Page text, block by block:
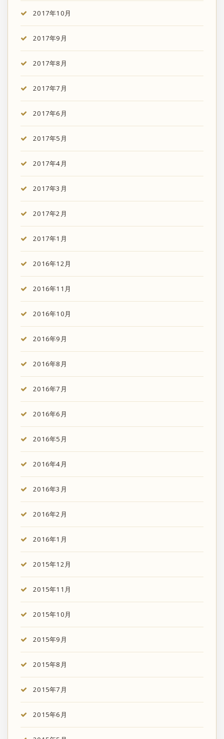
2017年10月
2017年9月
2017年8月
2017年7月
2017年6月
2017年5月
2017年4月
2017年3月
2017年2月
2017年1月
2016年12月
2016年11月
2016年10月
2016年9月
2016年8月
2016年7月
2016年6月
2016年5月
2016年4月
2016年3月
2016年2月
2016年1月
2015年12月
2015年11月
2015年10月
2015年9月
2015年8月
2015年7月
2015年6月